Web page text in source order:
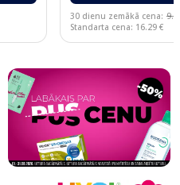
30 dienu zemākā cena:
Standarta cena: 16.29 €